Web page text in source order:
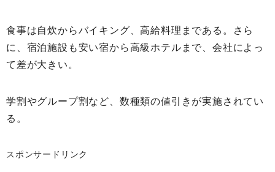
食事は自炊からバイキング、高給料理まである。さら
に、宿泊施設も安い宿から高級ホテルまで、会社によっ
て差が大きい。
学割やグループ割など、数種類の値引きが実施されてい
る。
スポンサードリンク